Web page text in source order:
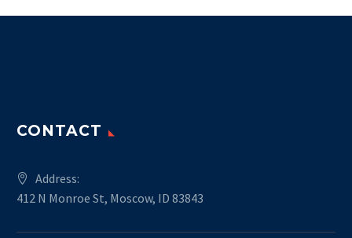
CONTACT
Address:
412 N Monroe St, Moscow, ID 83843